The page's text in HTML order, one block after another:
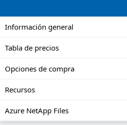
Información general
Tabla de precios
Opciones de compra
Recursos
Azure NetApp Files